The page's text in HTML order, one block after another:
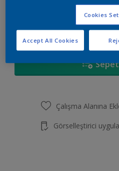
Çalışma Alanına
Görselleştirici
Cookies
Accept All Cookies